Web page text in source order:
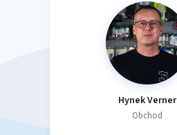
Hynek Verner
Obchod